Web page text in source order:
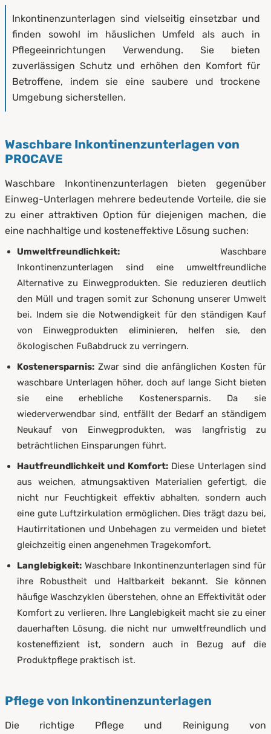
Inkontinenzunterlagen sind vielseitig einsetzbar und
finden sowohl im häuslichen Umfeld als auch in
Pflegeeinrichtungen Verwendung. Sie bieten
zuverlässigen Schutz und erhöhen den Komfort für
Betroffene, indem sie eine saubere und trockene
Umgebung sicherstellen.
Waschbare Inkontinenzunterlagen von
PROCAVE
Waschbare Inkontinenzunterlagen bieten gegenüber
Einweg-Unterlagen mehrere bedeutende Vorteile, die sie
zu einer attraktiven Option für diejenigen machen, die
eine nachhaltige und kosteneffektive Lösung suchen:
Umweltfreundlichkeit: Waschbare
Inkontinenzunterlagen sind eine umweltfreundliche
Alternative zu Einwegprodukten. Sie reduzieren deutlich
den Müll und tragen somit zur Schonung unserer Umwelt
bei. Indem sie die Notwendigkeit für den ständigen Kauf
von Einwegprodukten eliminieren, helfen sie, den
ökologischen Fußabdruck zu verringern.
Kostenersparnis: Zwar sind die anfänglichen Kosten für
waschbare Unterlagen höher, doch auf lange Sicht bieten
sie eine erhebliche Kostenersparnis. Da sie
wiederverwendbar sind, entfällt der Bedarf an ständigem
Neukauf von Einwegprodukten, was langfristig zu
beträchtlichen Einsparungen führt.
Hautfreundlichkeit und Komfort:Diese Unterlagen sind
aus weichen, atmungsaktiven Materialien gefertigt, die
nicht nur Feuchtigkeit effektiv abhalten, sondern auch
eine gute Luftzirkulation ermöglichen. Dies trägt dazu bei,
Hautirritationen und Unbehagen zu vermeiden und bietet
gleichzeitig einen angenehmen Tragekomfort.
Langlebigkeit: Waschbare Inkontinenzunterlagen sind für
ihre Robustheit und Haltbarkeit bekannt. Sie können
häufige Waschzyklen überstehen, ohne an Effektivität oder
Komfort zu verlieren. Ihre Langlebigkeit macht sie zu einer
dauerhaften Lösung, die nicht nur umweltfreundlich und
kosteneffizient ist, sondern auch in Bezug auf die
Produktpflege praktisch ist.
Pflege von Inkontinenzunterlagen
Die richtige Pflege und Reinigung von